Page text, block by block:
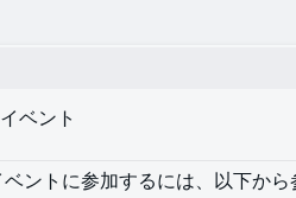
ベント
ベントに参加するには、以下か